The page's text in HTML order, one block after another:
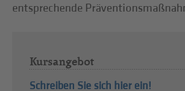
entsprechende
Kursangebot
Schreiben Sie sich hier ein!